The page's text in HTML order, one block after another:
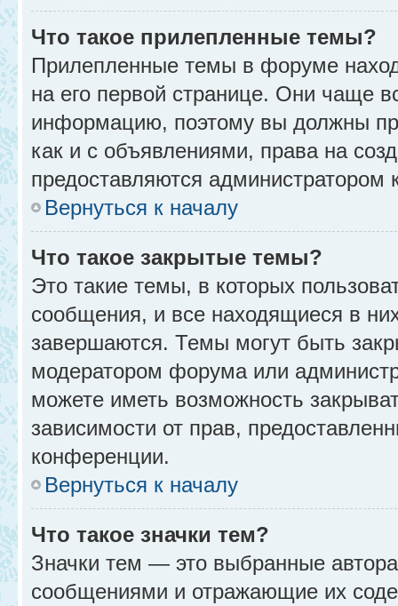
Что такое прилепленные темы?
Прилепленные темы в форуме
на его первой странице. Они чаще
информацию, поэтому вы должны
как и с объявлениями, права на
предоставляются администратором
Вернуться к началу
Что такое закрытые темы?
Это такие темы, в которых
сообщения, и все находящиеся в
завершаются. Темы могут быть
модератором форума или
можете иметь возможность
зависимости от прав,
конференции.
Вернуться к началу
Что такое значки тем?
Значки тем — это выбранные
сообщениями и отражающие их